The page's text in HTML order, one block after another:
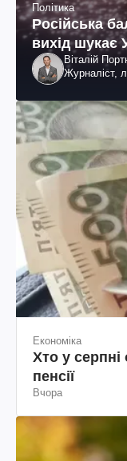
Політика
Російська
вихід шукає
Віталій
Журналіст,
Економіка
Хто у
пенсії
Вчора